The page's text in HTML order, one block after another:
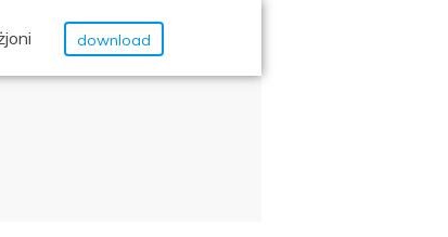
download